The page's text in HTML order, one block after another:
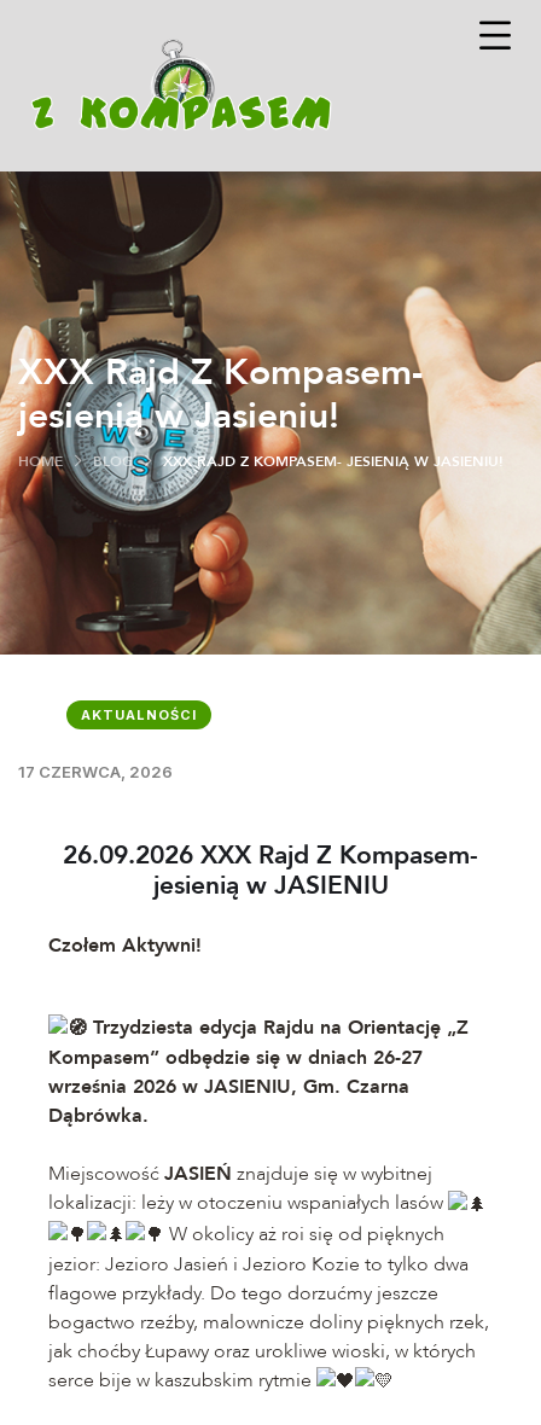
XXX Rajd Z Kompasem-
jesienią w Jasieniu!
HOME BLOG XXX RAJD Z KOMPASEM- JESIENIĄ W JASIENIU!
AKTUALNOŚCI
17 CZERWCA, 2026
26.09.2026 XXX Rajd Z Kompasem-
jesienią w JASIENIU
Czołem Aktywni!
Trzydziesta edycja Rajdu na Orientację „Z
Kompasem” odbędzie się w dniach 26-27
września 2026 w JASIENIU, Gm. Czarna
Dąbrówka.
MiejscowośćJASIEŃ znajduje się w wybitnej
lokalizacji: leży w otoczeniu wspaniałych lasów
W okolicy aż roi się od pięknych
jezior: Jezioro Jasień i Jezioro Kozie to tylko dwa
flagowe przykłady. Do tego dorzućmy jeszcze
bogactwo rzeźby, malownicze doliny pięknych rzek,
jak choćby Łupawy oraz urokliwe wioski, w których
serce bije w kaszubskim rytmie